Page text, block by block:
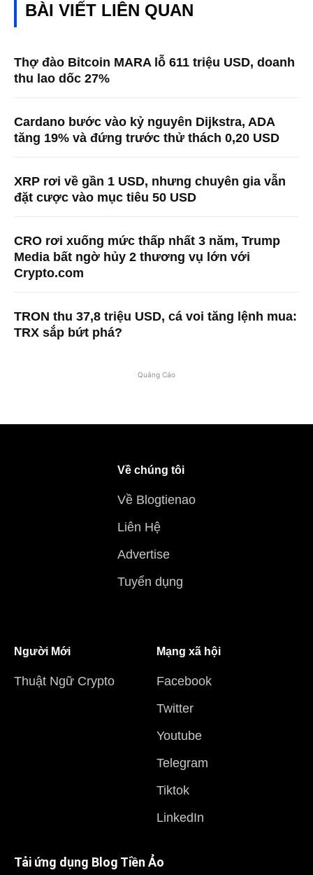
BÀI VIẾT LIÊN QUAN
Thợ đào Bitcoin MARA lỗ 611 triệu USD, doanh
thu lao dốc 27%
Cardano bước vào kỷ nguyên Dijkstra, ADA
tăng 19% và đứng trước thử thách 0,20 USD
XRP rơi về gần 1 USD, nhưng chuyên gia vẫn
đặt cược vào mục tiêu 50 USD
CRO rơi xuống mức thấp nhất 3 năm, Trump
Media bất ngờ hủy 2 thương vụ lớn với
Crypto.com
TRON thu 37,8 triệu USD, cá voi tăng lệnh mua:
TRX sắp bứt phá?
Quảng Cáo
Về chúng tôi
Về Blogtienao
Liên Hệ
Advertise
Tuyển dụng
Người Mới
Thuật Ngữ Crypto
Mạng xã hội
Facebook
Twitter
Youtube
Telegram
Tiktok
LinkedIn
Tải ứng dụng Blog Tiền Ảo